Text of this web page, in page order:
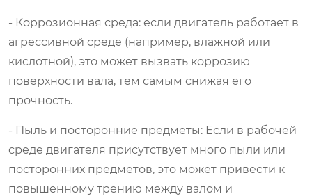
- Коррозионная среда: если двигатель работает в
агрессивной среде (например, влажной или
кислотной), это может вызвать коррозию
поверхности вала, тем самым снижая его
прочность.
- Пыль и посторонние предметы: Если в рабочей
среде двигателя присутствует много пыли или
посторонних предметов, это может привести к
повышенному трению между валом и